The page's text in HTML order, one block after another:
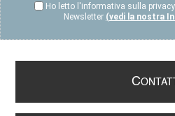
Ho letto l'informativa sulla
Newsletter (vedi la nostra
C